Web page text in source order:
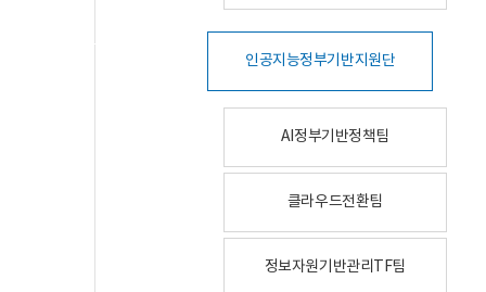
인공지능정부기반지원단
AI정부기반정책팀
클라우드전환팀
정보자원기반관리TF팀